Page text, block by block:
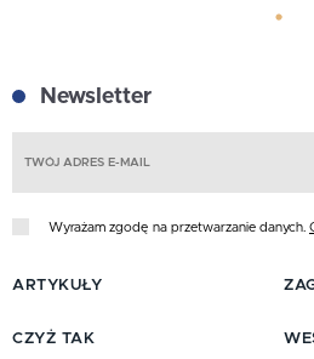
Newsletter
Wyrażam zgodę na przetwarzanie danych.
ARTYKUŁY
CZYŻ TAK